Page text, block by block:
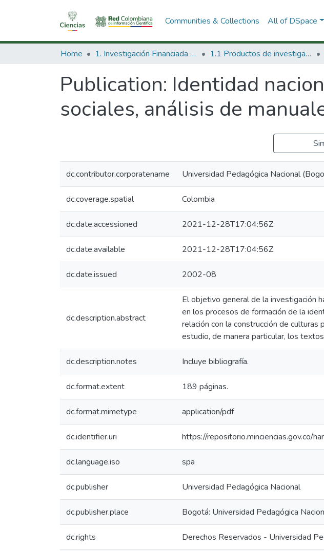
Communities & Collections All of DSpace
Home 1. Investigación Financiada con Recursos Públicos 1.1 Productos de investigación
Publication: Identidad
sociales, análisis de
dc.contributor.corporatename Universidad Pedagógica Nacional
dc.coverage.spatial Colombia
dc.date.accessioned 2021-12-28T17:04:56Z
dc.date.available 2021-12-28T17:04:56Z
dc.date.issued 2002-08
dc.description.abstract
El objetivo general de la investigación
en los procesos de formación de la
relación con la construcción de culturas
estudio, de manera particular, los
dc.description.notes Incluye bibliografía.
dc.format.extent 189 páginas.
dc.format.mimetype application/pdf
dc.identifier.uri https://repositorio.minciencias.gov.co/
dc.language.iso spa
dc.publisher Universidad Pedagógica Nacional
dc.publisher.place Bogotá: Universidad Pedagógica
dc.rights Derechos Reservados - Universidad